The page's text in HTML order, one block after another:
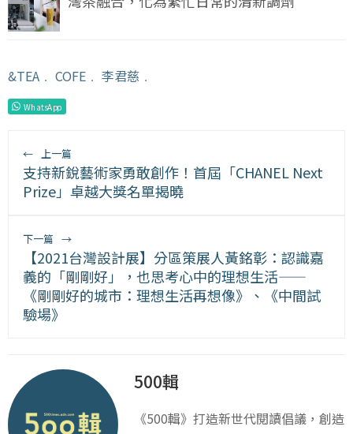
&TEA ﹒ COFE ﹒ 李君慈 ﹒
WhatsApp
← 上一篇
支持新銳藝術家勇敢創作！首屆「CHANEL Next
Prize」卓越大獎名單揭曉
下一篇 →
【2021台灣設計展】分區策展人黃銘彰：認識嘉
義的「剛剛好」，也思考心中的理想生活——
《剛剛好的城市：理想生活再想像》、《中間試
驗場》
500輯
《500輯》打造新世代閱讀倡議，創造